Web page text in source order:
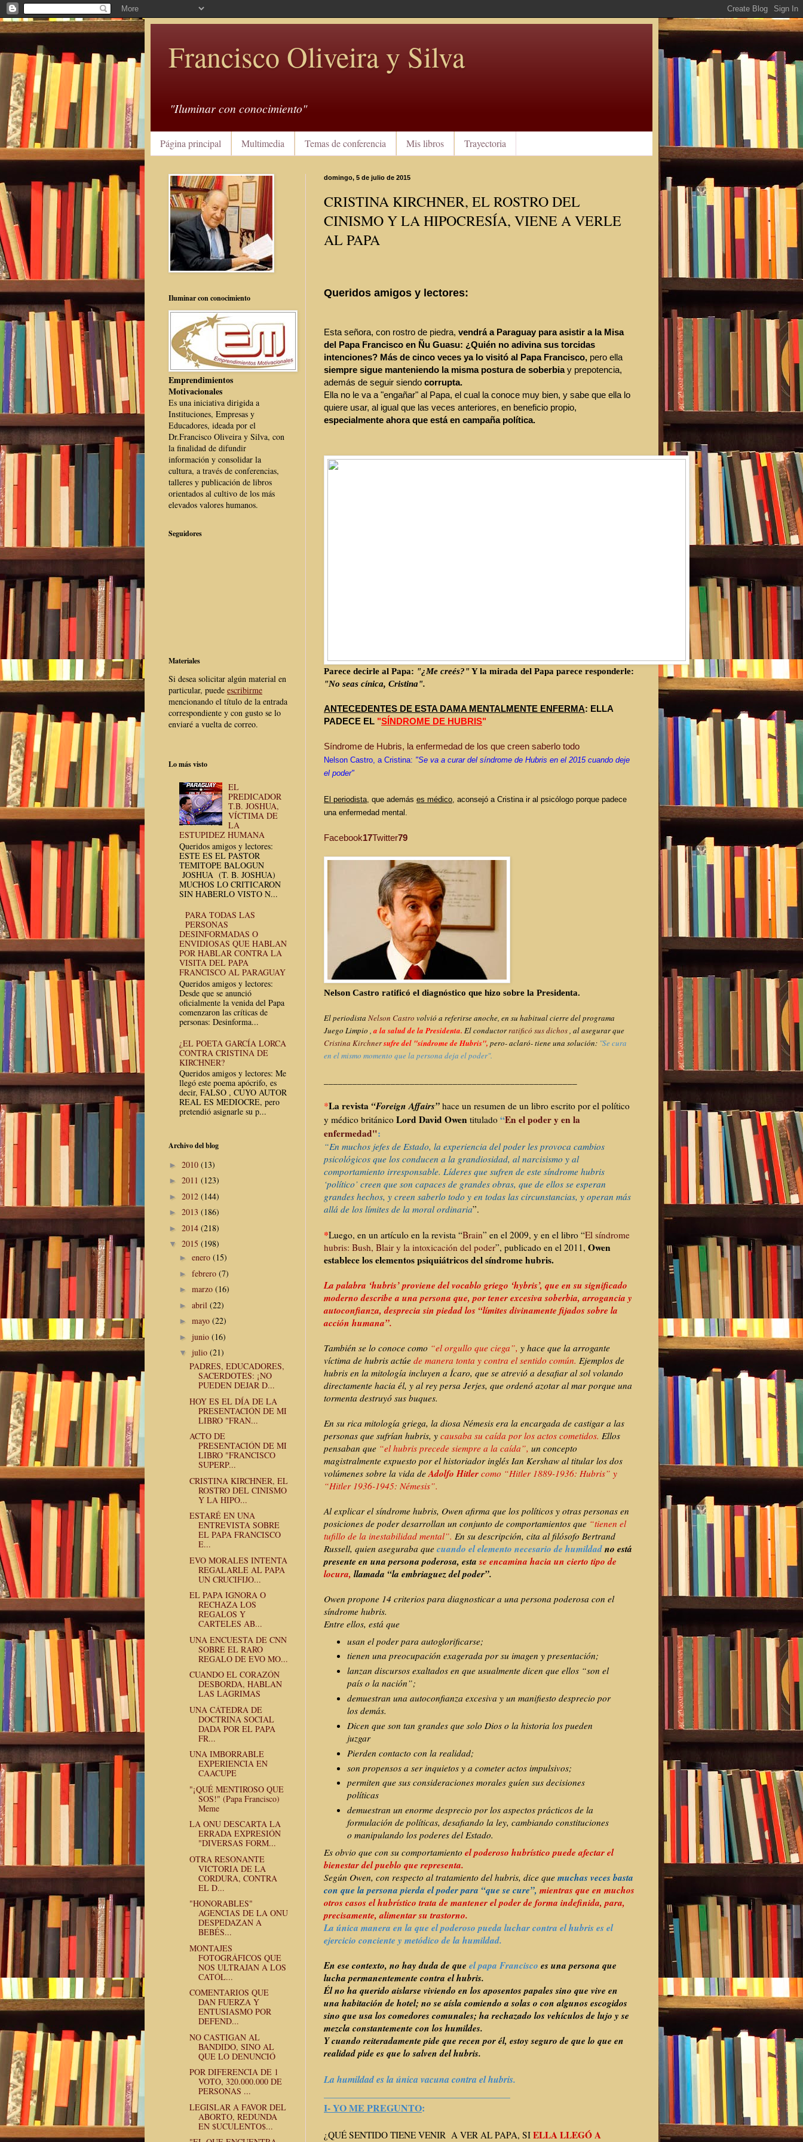
Francisco Oliveira y Silva
"Iluminar con conocimiento"
Página principal Multimedia Temas de conferencia Mis libros Trayectoria
domingo, 5 de julio de 2015
CRISTINA KIRCHNER, EL ROSTRO DEL
CINISMO Y LA HIPOCRESÍA, VIENE A VERLE
AL PAPA
Queridos amigos y lectores:
Esta señora, con rostro de piedra, vendrá a Paraguay para asistir a la Misa
del Papa Francisco en Ñu Guasu: ¿Quién no adivina sus torcidas
intenciones? Más de cinco veces ya lo visitó al Papa Francisco, pero ella
siempre sigue manteniendo la misma postura de soberbiay prepotencia,
además de seguir siendo corrupta.
Ella no le va a "engañar" al Papa, el cual la conoce muy bien, y sabe que ella lo
quiere usar, al igual que las veces anteriores, en beneficio propio,
especialmente ahora que está en campaña política.
Parece decirle al Papa: "¿Me creés?"Y la mirada del Papa parece responderle:
"No seas cínica, Cristina".
ANTECEDENTES DE ESTA DAMA MENTALMENTE ENFERMA: ELLA
PADECE EL "SÍNDROME DE HUBRIS"
Síndrome de Hubris, la enfermedad de los que creen saberlo todo
Nelson Castro, a Cristina: "Se va a curar del síndrome de Hubris en el 2015 cuando deje
el poder"
El periodista , que además es médico , aconsejó a Cristina ir al psicólogo porque padece
una enfermedad mental.
Facebook17Twitter79
Nelson Castro ratificó el diagnóstico que hizo sobre la Presidenta.
El periodista Nelson Castro volvió a referirse anoche, en su habitual cierre del programa
Juego Limpio ,a la salud de la Presidenta. El conductorratificó sus dichos, al asegurar que
Cristina Kirchnersufre del "síndrome de Hubris", pero- aclaró- tiene una solución: "Se cura
en el mismo momento que la persona deja el poder".
*La revista“Foreign Affairs” hace un resumen de un libro escrito por el político
y médico británico Lord David Owen titulado “En el poder y en la
enfermedad":
“En muchos jefes de Estado, la experiencia del poder les provoca cambios
psicológicos que los conducen a la grandiosidad, al narcisismo y al
comportamiento irresponsable. Líderes que sufren de este síndrome hubris
‘político’ creen que son capaces de grandes obras, que de ellos se esperan
grandes hechos, y creen saberlo todo y en todas las circunstancias, y operan más
allá de los límites de la moral ordinaria”.
*Luego, en un artículo en la revista “Brain” en el 2009, y en el libro “El síndrome
hubris: Bush, Blair y la intoxicación del poder”, publicado en el 2011, Owen
establece los elementos psiquiátricos del síndrome hubris.
La palabra ‘hubris’ proviene del vocablo griego ‘hybris’, que en su significado
moderno describe a una persona que, por tener excesiva soberbia, arrogancia y
autoconfianza, desprecia sin piedad los “límites divinamente fijados sobre la
acción humana”.
También se lo conoce como “el orgullo que ciega”, y hace que la arrogante
víctima de hubris actúe de manera tonta y contra el sentido común. Ejemplos de
hubris en la mitología incluyen a Ícaro, que se atrevió a desafiar al sol volando
directamente hacia él, y al rey persa Jerjes, que ordenó azotar al mar porque una
tormenta destruyó sus buques.
En su rica mitología griega, la diosa Némesis era la encargada de castigar a las
personas que sufrían hubris, y causaba su caída por los actos cometidos. Ellos
pensaban que “el hubris precede siempre a la caída”, un concepto
magistralmente expuesto por el historiador inglés Ian Kershaw al titular los dos
volúmenes sobre la vida de Adolfo Hitler como “Hitler 1889-1936: Hubris” y
“Hitler 1936-1945: Némesis”.
Al explicar el síndrome hubris, Owen afirma que los políticos y otras personas en
posiciones de poder desarrollan un conjunto de comportamientos que “tienen el
tufillo de la inestabilidad mental”. En su descripción, cita al filósofo Bertrand
Russell, quien aseguraba que cuando el elemento necesario de humildadno está
presente en una persona poderosa, estase encamina hacia un cierto tipo de
locura, llamada “la embriaguez del poder”.
Owen propone 14 criterios para diagnosticar a una persona poderosa con el
síndrome hubris.
Entre ellos, está que
usan el poder para autoglorificarse;
tienen una preocupación exagerada por su imagen y presentación;
lanzan discursos exaltados en que usualmente dicen que ellos “son el
país o la nación”;
demuestran una autoconfianza excesiva y un manifiesto desprecio por
los demás.
Dicen que son tan grandes que solo Dios o la historia los pueden
juzgar
Pierden contacto con la realidad;
son propensos a ser inquietos y a cometer actos impulsivos;
permiten que sus consideraciones morales guíen sus decisiones
políticas
demuestran un enorme desprecio por los aspectos prácticos de la
formulación de políticas, desafiando la ley, cambiando constituciones
o manipulando los poderes del Estado.
Es obvio que con su comportamiento el poderoso hubrístico puede afectar el
bienestar del pueblo que representa.
Según Owen, con respecto al tratamiento del hubris, dice que muchas veces basta
con que la persona pierda el poder para “que se cure”, mientras que en muchos
otros casos el hubrístico trata de mantener el poder de forma indefinida, para,
precisamente, alimentar su trastorno.
La única manera en la que el poderoso pueda luchar contra el hubris es el
ejercicio conciente y metódico de la humildad.
En ese contexto, no hay duda de que el papa Francisco es una persona que
lucha permanentemente contra el hubris.
Él no ha querido aislarse viviendo en los aposentos papales sino que vive en
una habitación de hotel; no se aísla comiendo a solas o con algunos escogidos
sino que usa los comedores comunales; ha rechazado los vehículos de lujo y se
mezcla constantemente con los humildes.
Y cuando reiteradamente pide que recen por él, estoy seguro de que lo que en
realidad pide es que lo salven del hubris.
La humildad es la única vacuna contra el hubris.
I- YO ME PREGUNTO:
¿QUÉ SENTIDO TIENE VENIR A VER AL PAPA, SI ELLA LLEGÓ A
Iluminar con conocimiento
Emprendimientos
Motivacionales
Es una iniciativa dirigida a
Instituciones, Empresas y
Educadores, ideada por el
Dr.Francisco Oliveira y Silva, con
la finalidad de difundir
información y consolidar la
cultura, a través de conferencias,
talleres y publicación de libros
orientados al cultivo de los más
elevados valores humanos.
Seguidores
Materiales
Si desea solicitar algún material en
particular, puede escribirme
mencionando el título de la entrada
correspondiente y con gusto se lo
enviaré a vuelta de correo.
Lo más visto
EL
PREDICADOR
T.B. JOSHUA,
VÍCTIMA DE
LA
ESTUPIDEZ HUMANA
Queridos amigos y lectores:
ESTE ES EL PASTOR
TEMITOPE BALOGUN
JOSHUA (T. B. JOSHUA)
MUCHOS LO CRITICARON
SIN HABERLO VISTO N...
PARA TODAS LAS
PERSONAS
DESINFORMADAS O
ENVIDIOSAS QUE HABLAN
POR HABLAR CONTRA LA
VISITA DEL PAPA
FRANCISCO AL PARAGUAY
Queridos amigos y lectores:
Desde que se anunció
oficialmente la venida del Papa
comenzaron las críticas de
personas: Desinforma...
¿EL POETA GARCÍA LORCA
CONTRA CRISTINA DE
KIRCHNER?
Queridos amigos y lectores: Me
llegó este poema apócrifo, es
decir, FALSO , CUYO AUTOR
REAL ES MEDIOCRE, pero
pretendió asignarle su p...
Archivo del blog
► 2010 (13)
► 2011 (123)
► 2012 (144)
► 2013 (186)
► 2014 (218)
▼ 2015 (198)
► enero (15)
► febrero (7)
► marzo (16)
► abril (22)
► mayo (22)
► junio (16)
▼ julio (21)
PADRES, EDUCADORES,
SACERDOTES: ¡NO
PUEDEN DEJAR D...
HOY ES EL DÍA DE LA
PRESENTACIÓN DE MI
LIBRO "FRAN...
ACTO DE
PRESENTACIÓN DE MI
LIBRO "FRANCISCO
SUPERP...
CRISTINA KIRCHNER, EL
ROSTRO DEL CINISMO
Y LA HIPO...
ESTARÉ EN UNA
ENTREVISTA SOBRE
EL PAPA FRANCISCO
E...
EVO MORALES INTENTA
REGALARLE AL PAPA
UN CRUCIFIJO...
EL PAPA IGNORA O
RECHAZA LOS
REGALOS Y
CARTELES AB...
UNA ENCUESTA DE CNN
SOBRE EL RARO
REGALO DE EVO MO...
CUANDO EL CORAZÓN
DESBORDA, HABLAN
LAS LÁGRIMAS
UNA CÁTEDRA DE
DOCTRINA SOCIAL
DADA POR EL PAPA
FR...
UNA IMBORRABLE
EXPERIENCIA EN
CAACUPE
"¡QUÉ MENTIROSO QUE
SOS!" (Papa Francisco)
Meme
LA ONU DESCARTA LA
ERRADA EXPRESIÓN
"DIVERSAS FORM...
OTRA RESONANTE
VICTORIA DE LA
CORDURA, CONTRA
EL D...
"HONORABLES"
AGENCIAS DE LA ONU
DESPEDAZAN A
BEBÉS...
MONTAJES
FOTOGRÁFICOS QUE
NOS ULTRAJAN A LOS
CATÓL...
COMENTARIOS QUE
DAN FUERZA Y
ENTUSIASMO POR
DEFEND...
NO CASTIGAN AL
BANDIDO, SINO AL
QUE LO DENUNCIÓ
POR DIFERENCIA DE 1
VOTO, 320.000.000 DE
PERSONAS ...
LEGISLAR A FAVOR DEL
ABORTO, REDUNDA
EN $UCULENTO$...